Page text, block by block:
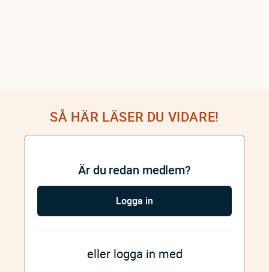
SÅ HÄR LÄSER DU VIDARE!
Är du redan medlem?
Logga in
eller logga in med